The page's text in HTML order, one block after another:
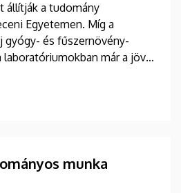
állítják a tudomány
Egyetemen. Míg a
gyógy- és fűszernövény-
már a jövő
tökéletesítik a kutatók.
debreceni fejlesztések
a normál vércukorszintet
saját gyártású
legújabb riportjában.
munka